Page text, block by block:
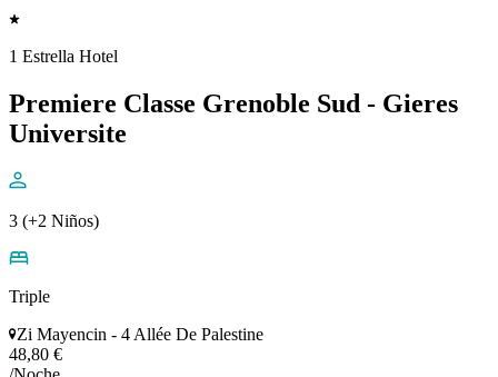
1 Estrella Hotel
Premiere Classe Grenoble Sud - Gieres
Universite
3 (+2 Niños)
Triple
Zi Mayencin - 4 Allée De Palestine
48,80 €